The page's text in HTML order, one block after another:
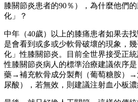
膝關節炎患者的90％），為什麼他們
化」？
中年（40歲）以上的膝痛患者如果去
是會看到或多或少軟骨破壞的現象，
化」性膝關節炎。目前全世界接受正統
性膝關節炎病人的標準治療建議依序
藥→補充軟骨成分製劑（葡萄糖胺）→
尿酸），若無效，則建議注射血小板濃